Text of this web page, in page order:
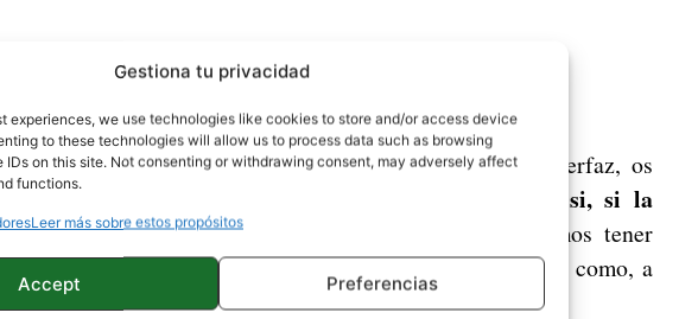
Gestiona tu privacidad
experiences, we use technologies like cookies to store and/or access device
to these technologies will allow us to process data such as browsing
IDs on this site. Not consenting or withdrawing consent, may adversely affect
functions.
Leer más sobre estos propósitos
Accept Preferencias
a la facilidad del sistema para personalizar su interfaz, os
este modo de desbloqueo de pantalla, eso si, si la
. Para esto, deberemos
y deberemos tener
Framework, si no la tenéis instalada y no sabéis como, a
un vídeo donde esta perfectamente explicado.